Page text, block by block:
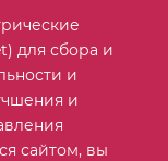
для сбора и
и
и
сайтом, вы